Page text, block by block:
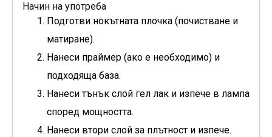
Начин на употреба
Подготви нокътната плочка (почистване и
матиране).
Нанеси праймер (ако е необходимо) и
подходяща база.
Нанеси тънък слой гел лак и изпече в лампа
според мощността.
Нанеси втори слой за плътност и изпече.